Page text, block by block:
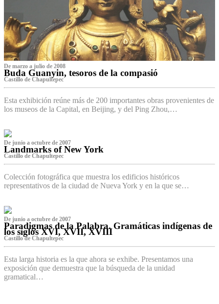
De marzo a julio de 2008
Buda Guanyin, tesoros de la compasió
Castillo de Chapultepec
Esta exhibición reúne más de 200 importantes obras provenientes de
los museos de la Capital, en Beijing, y del Ping Zhou,…
De junio a octubre de 2007
Landmarks of New York
Castillo de Chapultepec
Colección fotográfica que muestra los edificios históricos
representativos de la ciudad de Nueva York y en la que se…
De junio a octubre de 2007
Paradigmas de la Palabra. Gramáticas indígenas de
los siglos XVI, XVII, XVIII
Castillo de Chapultepec
Esta larga historia es la que ahora se exhibe. Presentamos una
exposición que demuestra que la búsqueda de la unidad
gramatical…